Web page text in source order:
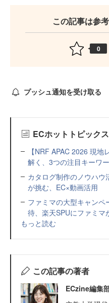
この記事は参
0
プッシュ通知を受け取る
ECホットトピック
【NRF APAC 2026 現
解く、3つの注目キーワ
カタログ制作のノウハウ
が挑む、EC×動画活用
ファミマの大型キャンペ
待、楽天SPUにファミマ
もっと読む
この記事の著者
ECzine編集